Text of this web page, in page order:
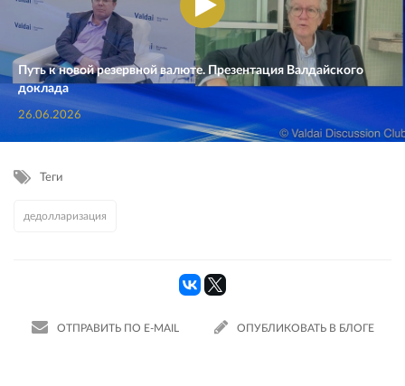
Путь к новой резервной валюте. Презентация Валдайского
доклада
26.06.2026
Теги
дедолларизация
ОТПРАВИТЬ ПО E-MAIL ОПУБЛИКОВАТЬ В БЛОГЕ